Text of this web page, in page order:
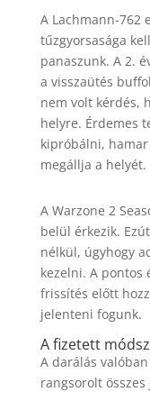
A Lachmann-762
tűzgyorsasága
panaszunk. A 2.
a visszaütés
nem volt kérdés,
helyre. Érdemes
kipróbálni,
megállja a helyét.
A Warzone 2
belül érkezik.
nélkül, úgyhogy
kezelni. A pontos
frissítés előtt
jelenteni fogunk.
A fizetett
A darálás
rangsorolt